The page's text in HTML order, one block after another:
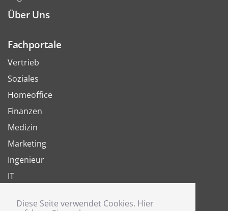
Diese Seite verwendet Cookies. Hier
Über Uns
Fachportale
Vertrieb
Soziales
Homeoffice
Finanzen
Medizin
Marketing
Ingenieur
IT
Joboter